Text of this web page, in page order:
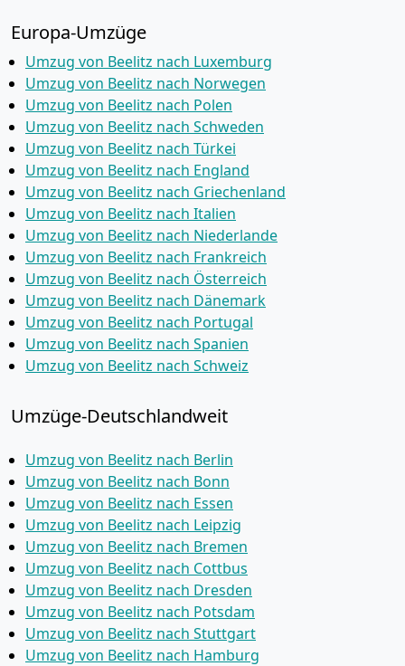
Europa-Umzüge
Umzug von Beelitz nach Luxemburg
Umzug von Beelitz nach Norwegen
Umzug von Beelitz nach Polen
Umzug von Beelitz nach Schweden
Umzug von Beelitz nach Türkei
Umzug von Beelitz nach England
Umzug von Beelitz nach Griechenland
Umzug von Beelitz nach Italien
Umzug von Beelitz nach Niederlande
Umzug von Beelitz nach Frankreich
Umzug von Beelitz nach Österreich
Umzug von Beelitz nach Dänemark
Umzug von Beelitz nach Portugal
Umzug von Beelitz nach Spanien
Umzug von Beelitz nach Schweiz
Umzüge-Deutschlandweit
Umzug von Beelitz nach Berlin
Umzug von Beelitz nach Bonn
Umzug von Beelitz nach Essen
Umzug von Beelitz nach Leipzig
Umzug von Beelitz nach Bremen
Umzug von Beelitz nach Cottbus
Umzug von Beelitz nach Dresden
Umzug von Beelitz nach Potsdam
Umzug von Beelitz nach Stuttgart
Umzug von Beelitz nach Hamburg